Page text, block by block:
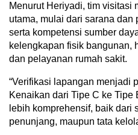
Menurut Heriyadi, tim visitasi
utama, mulai dari sarana dan
serta kompetensi sumber
kelengkapan fisik bangunan,
dan pelayanan rumah sakit.
“Verifikasi lapangan menjadi
Kenaikan dari Tipe C ke Tipe
lebih komprehensif, baik dari
penunjang, maupun tata